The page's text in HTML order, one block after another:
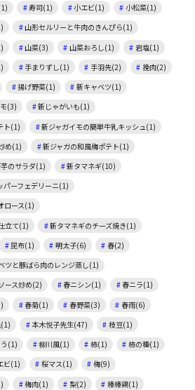
寿司(1) 小エビ(1)
小松菜(1)
山形セルリーと牛肉のきんぴら(1)
山菜(3) 山菜おろし(1)
岩塩(1)
手まりずし(1) 手羽先(2)
挽肉(2)
揚げ野菜(1)
新キャベツ(1)
(3)
新じゃがいも(1)
ト(1)
新ジャガイモの簡単牛乳キッシュ(1)
め(1)
新ジャガの和風梅ポテト(1)
のサラダ(1)
新タマネギ(10)
パーフェデリーニ(1)
ロース(1)
立て(1)
新タマネギのチーズ焼き(1)
昆布(1) 明太子(6)
春(2)
ツと豚ばら肉のレンジ蒸し(1)
ース炒め(2)
春ニシン(1)
春ニラ(1)
春菊(1) 春野菜(3)
春雨(6)
本木悦子先生(47)
枝豆(1)
(1) 柳川風(1) 柿(1)
柿の種(1)
ビ(1) 桜マス(1)
梅(9)
梅肉(1) 梨(2)
棒棒鶏(1)